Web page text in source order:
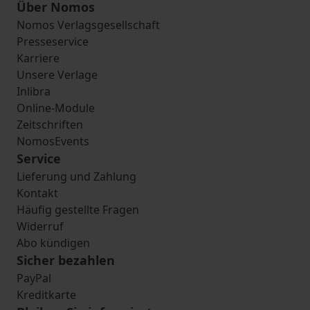
Über Nomos
Nomos Verlagsgesellschaft
Presseservice
Karriere
Unsere Verlage
Inlibra
Online-Module
Zeitschriften
NomosEvents
Service
Lieferung und Zahlung
Kontakt
Häufig gestellte Fragen
Widerruf
Abo kündigen
Sicher bezahlen
PayPal
Kreditkarte